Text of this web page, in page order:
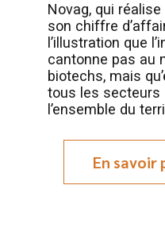
Novag, qui réalise
son chiffre
l’illustration que
cantonne pas au
biotechs, mais
tous les secteurs
l’ensemble du
En savoir